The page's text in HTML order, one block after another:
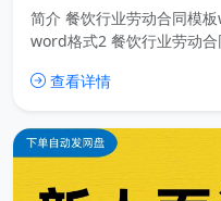
简介 餐饮行业劳动合同模
word格式2 餐饮行业劳动
查看详情